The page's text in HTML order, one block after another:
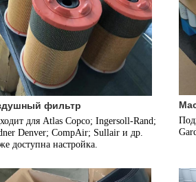
фильтр
для Atlas Copco; Ingersoll-Rand;
Denver; CompAir; Sullair и др.
доступна настройка.